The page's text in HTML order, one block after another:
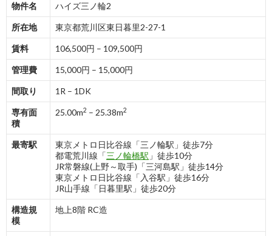
物件名 ハイズ三ノ輪2
所在地 東京都荒川区東日暮里2-27-1
賃料 106,500円 – 109,500円
管理費 15,000円 – 15,000円
間取り 1R – 1DK
専有面
積
25.00m2 – 25.38m2
最寄駅
東京メトロ日比谷線「三ノ輪駅」徒歩7分
都電荒川線「三ノ輪橋駅 」徒歩10分
JR常磐線(上野～取手)「三河島駅」徒歩14分
東京メトロ日比谷線「入谷駅」徒歩16分
JR山手線「日暮里駅」徒歩20分
構造規
模
地上8階 RC造